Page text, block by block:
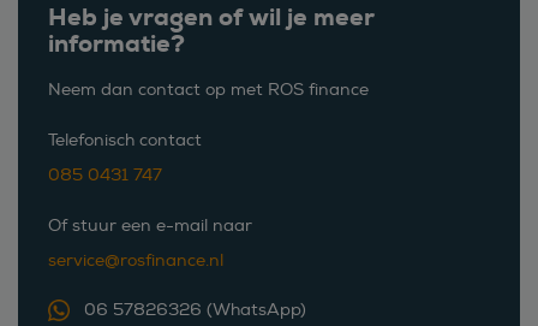
Heb je vragen of wil je meer
informatie?
Neem dan contact op met ROS finance
Telefonisch contact
085 0431 747
Of stuur een e-mail naar
service@rosfinance.nl
06 57826326 (WhatsApp)